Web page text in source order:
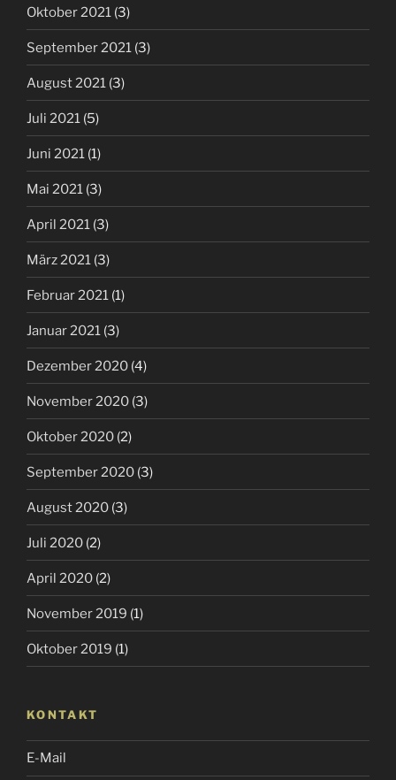
Oktober 2021 (3)
September 2021 (3)
August 2021 (3)
Juli 2021 (5)
Juni 2021 (1)
Mai 2021 (3)
April 2021 (3)
März 2021 (3)
Februar 2021 (1)
Januar 2021 (3)
Dezember 2020 (4)
November 2020 (3)
Oktober 2020 (2)
September 2020 (3)
August 2020 (3)
Juli 2020 (2)
April 2020 (2)
November 2019 (1)
Oktober 2019 (1)
KONTAKT
E-Mail